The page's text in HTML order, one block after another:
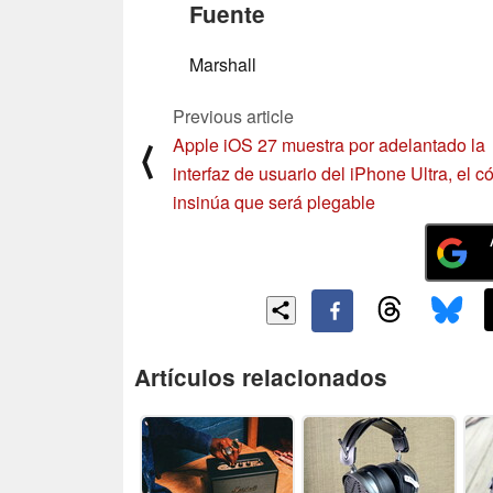
Fuente
Marshall
⟨
Previous article
Apple iOS 27 muestra por adelantado la
interfaz de usuario del iPhone Ultra, el
insinúa que será plegable
Artículos relacionados